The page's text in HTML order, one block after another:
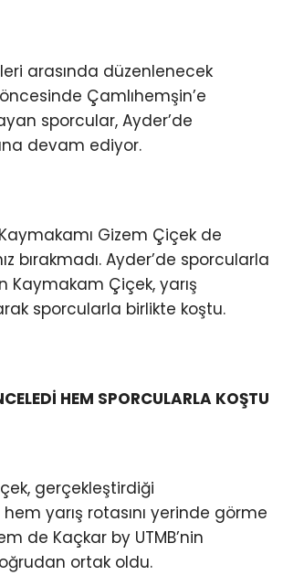
arasında düzenlenecek
Çamlıhemşin’e
sporcular, Ayder’de
devam ediyor.
Gizem Çiçek de
bırakmadı. Ayder’de sporcularla
Kaymakam Çiçek, yarış
sporcularla birlikte koştu.
HEM SPORCULARLA KOŞTU
gerçekleştirdiği
yarış rotasını yerinde görme
de Kaçkar by UTMB’nin
ortak oldu.